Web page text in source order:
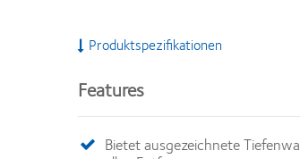
Produktspezifikationen
Features
Bietet ausgezeichnete